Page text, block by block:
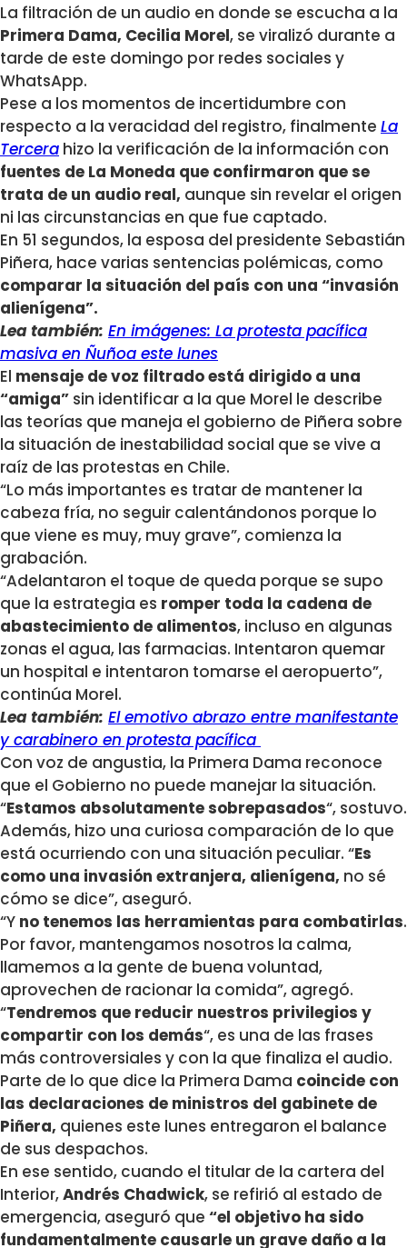
La filtración de un audio en donde se escucha a la
Primera Dama, Cecilia Morel, se viralizó durante a
tarde de este domingo por redes sociales y
WhatsApp.
Pese a los momentos de incertidumbre con
respecto a la veracidad del registro, finalmente La
Tercera hizo la verificación de la información con
fuentes de La Moneda que confirmaron que se
trata de un audio real, aunque sin revelar el origen
ni las circunstancias en que fue captado.
En 51 segundos, la esposa del presidente Sebastián
Piñera, hace varias sentencias polémicas, como
comparar la situación del país con una “invasión
alienígena”.
Lea también: En imágenes: La protesta pacífica
masiva en Ñuñoa este lunes
El mensaje de voz filtrado está dirigido a una
“amiga” sin identificar a la que Morel le describe
las teorías que maneja el gobierno de Piñera sobre
la situación de inestabilidad social que se vive a
raíz de las protestas en Chile.
“Lo más importantes es tratar de mantener la
cabeza fría, no seguir calentándonos porque lo
que viene es muy, muy grave”, comienza la
grabación.
“Adelantaron el toque de queda porque se supo
que la estrategia es romper toda la cadena de
abastecimiento de alimentos, incluso en algunas
zonas el agua, las farmacias. Intentaron quemar
un hospital e intentaron tomarse el aeropuerto”,
continúa Morel.
Lea también: El emotivo abrazo entre manifestante
y carabinero en protesta pacífica
Con voz de angustia, la Primera Dama reconoce
que el Gobierno no puede manejar la situación.
“Estamos absolutamente sobrepasados“, sostuvo.
Además, hizo una curiosa comparación de lo que
está ocurriendo con una situación peculiar. “Es
como una invasión extranjera, alienígena, no sé
cómo se dice”, aseguró.
“Y no tenemos las herramientas para combatirlas.
Por favor, mantengamos nosotros la calma,
llamemos a la gente de buena voluntad,
aprovechen de racionar la comida”, agregó.
“Tendremos que reducir nuestros privilegios y
compartir con los demás“, es una de las frases
más controversiales y con la que finaliza el audio.
Parte de lo que dice la Primera Dama coincide con
las declaraciones de ministros del gabinete de
Piñera, quienes este lunes entregaron el balance
de sus despachos.
En ese sentido, cuando el titular de la cartera del
Interior,Andrés Chadwick, se refirió al estado de
emergencia, aseguró que “el objetivo ha sido
fundamentalmente causarle un grave daño a la